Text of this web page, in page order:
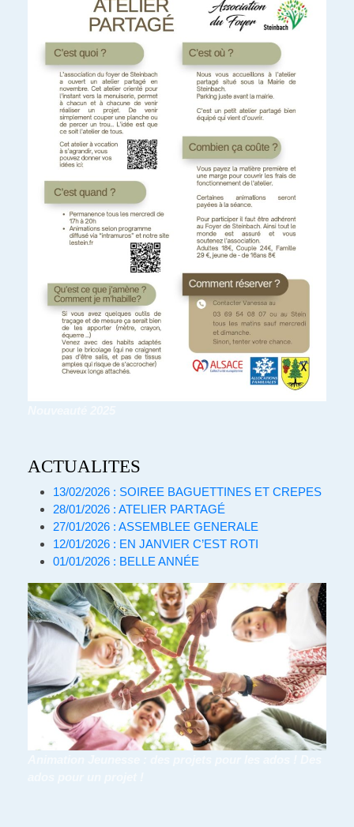
ACTUALITES
13/02/2026 : SOIREE BAGUETTINES ET CREPES
28/01/2026 : ATELIER PARTAGÉ
27/01/2026 : ASSEMBLEE GENERALE
12/01/2026 : EN JANVIER C’EST ROTI
01/01/2026 : BELLE ANNÉE